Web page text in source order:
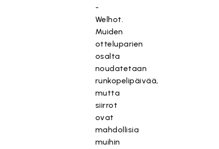
-
Welhot.
Muiden
otteluparien
osalta
noudatetaan
runkopelipäivää,
mutta
siirrot
ovat
mahdollisia
muihin